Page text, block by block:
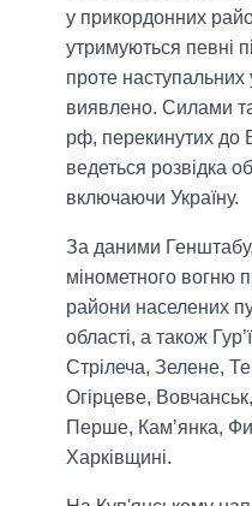
у прикордонних
утримуються певні
проте
виявлено. Силами
рф, перекинутих до
ведеться розвідка
включаючи Україну.
За даними Генштабу,
мінометного вогню
райони населених
області, а також
Стрілеча, Зелене,
Огірцеве,
Перше, Кам’янка,
Харківщині.